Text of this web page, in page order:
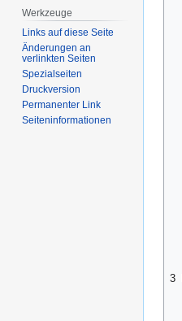
3
Werkzeuge
Links auf diese Seite
Änderungen an
verlinkten Seiten
Spezialseiten
Druckversion
Permanenter Link
Seiten­­informationen